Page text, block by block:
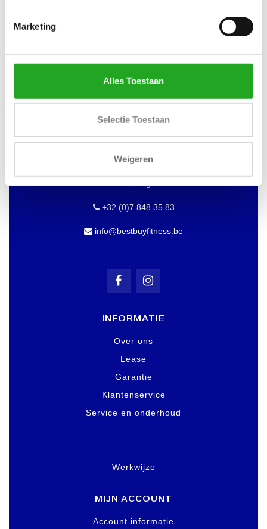
Marketing
Alles Toestaan
Selectie Toestaan
Weigeren
Londenstraat 7
Meer, België
+32 (0)7 848 35 83
info@bestbuyfitness.be
INFORMATIE
Over ons
Lease
Garantie
Klantenservice
Service en onderhoud
Werkwijze
MIJN ACCOUNT
Account informatie